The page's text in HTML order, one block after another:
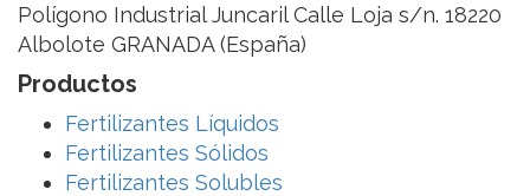
Polígono Industrial Juncaril Calle Loja s/n. 18220
Albolote GRANADA (España)
Productos
Fertilizantes Líquidos
Fertilizantes Sólidos
Fertilizantes Solubles